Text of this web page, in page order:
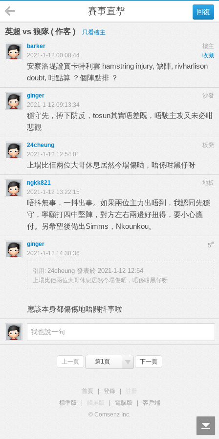
回復
賽事直擊
英超 vs 狼隊 ( 作客 )
只看樓主
樓主
barker
收藏
2021-1-12 00:08:44
安察洛堤證實卡特利雲 hamstring injury, 缺陣, rivharlison
doubt, 咁點算 ？個陣點排 ？
沙發
ginger
2021-1-12 09:13:34
穩守先，搏下防反，tosun其實唔差既，唔駛主攻又未必咁
悲觀
板凳
24cheung
2021-1-12 12:54:01
上場比佢兩位大哥休息居然今場傷晒，唔係咁黑仔呀
地板
ngkk821
2021-1-12 13:22:15
唔抖無事，一抖出事。如果兩位主力出唔到，我認同先穩
守，寧願打四中堅陣，對方左右兩邊好扭得，要小心應
付。另希望後備出Simms，Nkounkou。
5#
ginger
2021-1-12 14:30:36
引用: 24cheung 發表於 2021-1-12 12:54
上場比佢兩位大哥休息居然今場傷晒，唔係咁黑仔呀
應該本身都傷傷地唔關抖事啦
上一頁 第1頁 下一頁
首頁 登錄
標準版
觸屏版 電腦版
客戶端
© Comsenz Inc.